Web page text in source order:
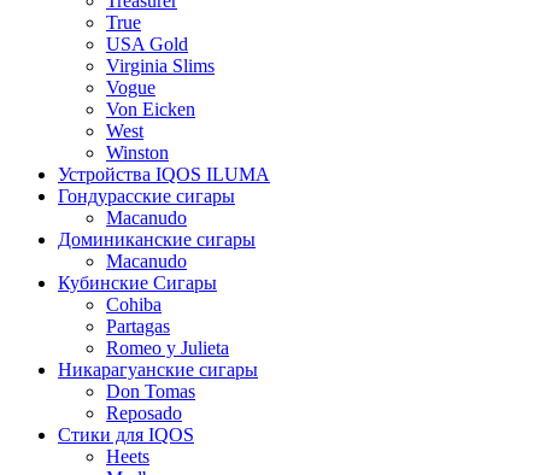
True
USA Gold
Virginia Slims
Vogue
Von Eicken
West
Winston
Устройства IQOS ILUMA
Гондурасские сигары
Macanudo
Доминиканские сигары
Macanudo
Кубинские Сигары
Cohiba
Partagas
Romeo y Julieta
Никарагуанские сигары
Don Tomas
Reposado
Стики для IQOS
Heets